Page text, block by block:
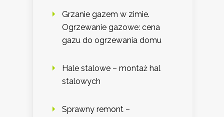
Grzanie gazem w zimie.
Ogrzewanie gazowe: cena
gazu do ogrzewania domu
Hale stalowe – montaż hal
stalowych
Sprawny remont –